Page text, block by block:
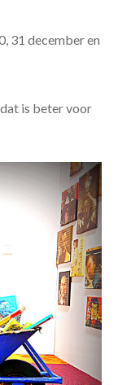
31 december en
is beter voor